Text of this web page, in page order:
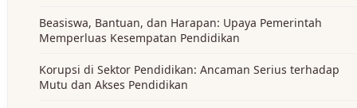
Beasiswa, Bantuan, dan Harapan: Upaya Pemerintah
Memperluas Kesempatan Pendidikan
Korupsi di Sektor Pendidikan: Ancaman Serius terhadap
Mutu dan Akses Pendidikan